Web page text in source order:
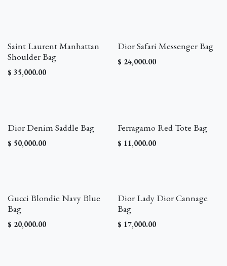
Saint Laurent Manhattan
Shoulder Bag
$ 35,000.00
Dior Safari Messenger Bag
$ 24,000.00
Dior Denim Saddle Bag
$ 50,000.00
Ferragamo Red Tote Bag
$ 11,000.00
Gucci Blondie Navy Blue
Bag
$ 20,000.00
Dior Lady Dior Cannage
Bag
$ 17,000.00